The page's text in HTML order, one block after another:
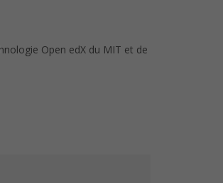
Open edX du MIT et de